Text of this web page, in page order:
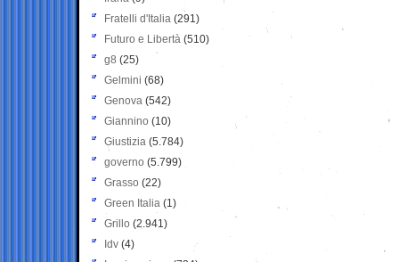
Fratelli d'Italia (291)
Futuro e Libertà (510)
g8 (25)
Gelmini (68)
Genova (542)
Giannino (10)
Giustizia (5.784)
governo (5.799)
Grasso (22)
Green Italia (1)
Grillo (2.941)
Idv (4)